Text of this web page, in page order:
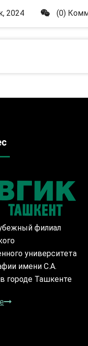
2024 (0)
филиал
университета
имени С.А.
городе Ташкенте